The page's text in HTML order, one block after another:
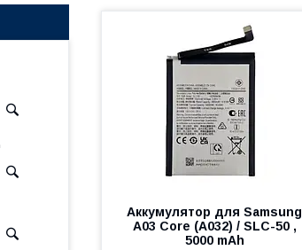
Аккумулятор для Samsung
A03 Core (A032) / SLC-50 ,
5000 mAh